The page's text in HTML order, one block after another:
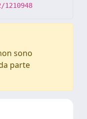
sono
parte